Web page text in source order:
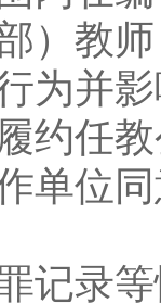
）教
并影
任教
位同
录等